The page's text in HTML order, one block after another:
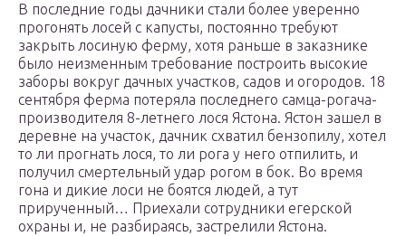
В последние годы дачники стали более уверенно
прогонять лосей с капусты, постоянно требуют
закрыть лосиную ферму, хотя раньше в заказнике
было неизменным требование построить высокие
заборы вокруг дачных участков, садов и огородов. 18
сентября ферма потеряла последнего самца-рогача-
производителя 8-летнего лося Ястона. Ястон зашел в
деревне на участок, дачник схватил бензопилу, хотел
то ли прогнать лося, то ли рога у него отпилить, и
получил смертельный удар рогом в бок. Во время
гона и дикие лоси не боятся людей, а тут
прирученный… Приехали сотрудники егерской
охраны и, не разбираясь, застрелили Ястона.